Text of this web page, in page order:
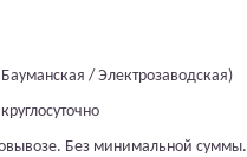
/ Электрозаводская)
Без минимальной суммы.